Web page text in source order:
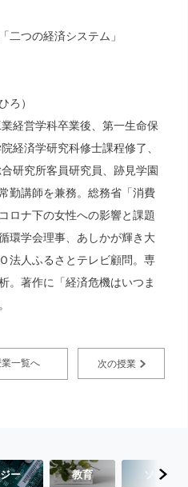
二つの経済システム」
ろ）
経営学科卒業後、第一生命保
経済学研究科修士課程修了、
研究所客員研究員、跡見学園
勤講師を兼務。総務省「消費
ロナ下の女性への影響と課題
環学会理事、あしかが輝き大
法人ふるさとテレビ顧問。専
。著作に「経済危機はいつま
一覧へ 次の授業
ー 教育 ソーシャ